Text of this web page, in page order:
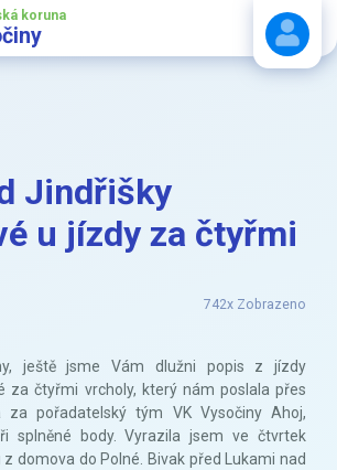
koruna
Jindřišky
u jízdy za čtyřmi
742x Zobrazeno
ještě jsme Vám dlužni popis z jízdy
za čtyřmi vrcholy, který nám poslala přes
za pořadatelský tým VK Vysočiny Ahoj,
splněné body. Vyrazila jsem ve čtvrtek
domova do Polné. Bivak před Lukami nad